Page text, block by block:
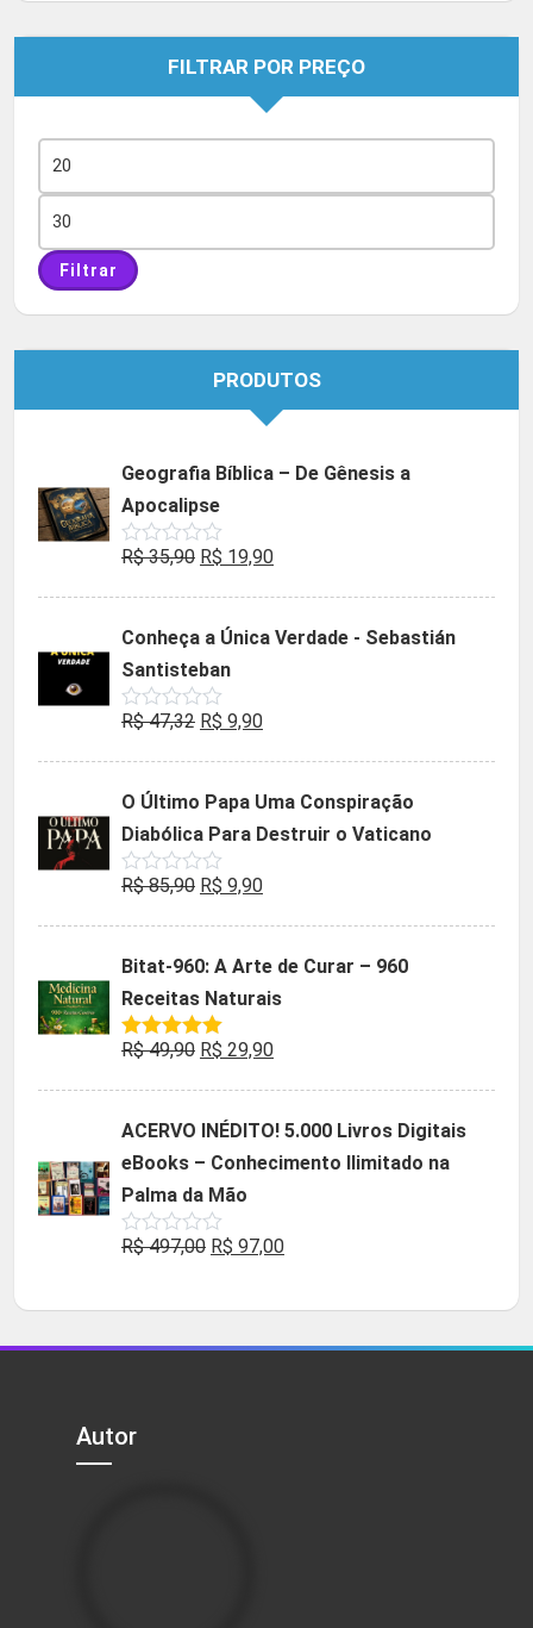
FILTRAR POR PREÇO
mínimo
máximo
Filtrar
PRODUTOS
Geografia Bíblica – De Gênesis a
Apocalipse
Avaliação
de
R$35,90 O
era:
R$ 35,90.
R$ 19,90O
é:
Conheça a Única Verdade - Sebastián
Santisteban
Avaliação
de
R$47,32 O
era:
R$ 47,32.
R$ 9,90O
é:
R$ 9,90.
O Último Papa Uma Conspiração
Diabólica Para Destruir o Vaticano
Avaliação
de
R$85,90 O
era:
R$ 85,90.
R$ 9,90O
é:
R$ 9,90.
Bitat-960: A Arte de Curar – 960
Receitas Naturais
Avaliação
R$49,90 O
era:
R$ 49,90.
R$ 29,90O
é:
R$ 29,90.
ACERVO INÉDITO! 5.000 Livros Digitais
eBooks – Conhecimento Ilimitado na
Palma da Mão
Avaliação
5
R$497,00 O
original
era:
R$ 97,00O
atual
é:
Autor